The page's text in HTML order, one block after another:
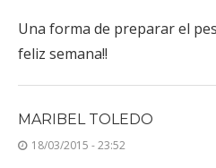
Una forma de preparar el
feliz semana!!
MARIBEL TOLEDO
18/03/2015 - 23:52